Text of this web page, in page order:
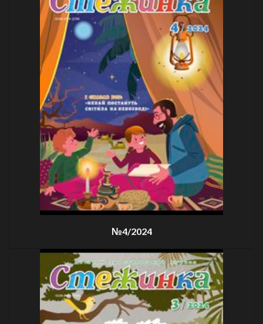
№4/2024